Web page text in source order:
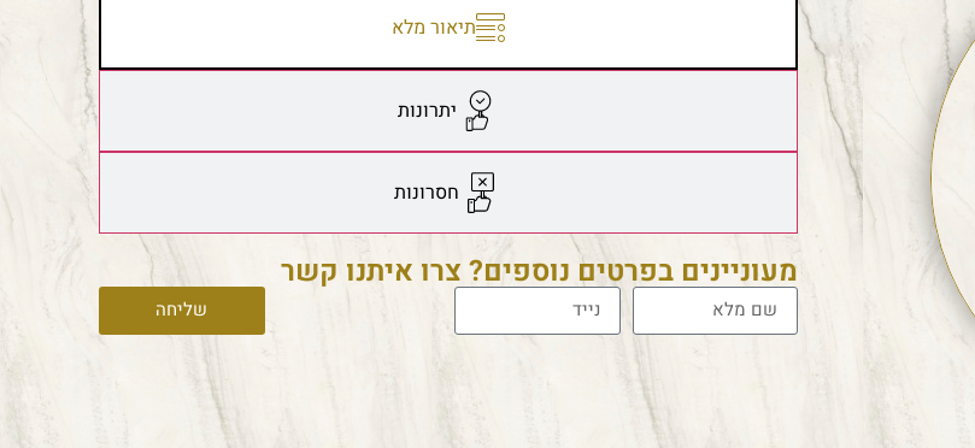
תיאור מלא
יתרונות
חסרונות
מעוניינים בפרטים נוספים? צרו איתנו קשר
שליחה